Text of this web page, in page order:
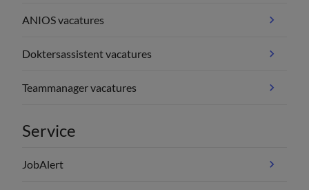
ANIOS vacatures
Doktersassistent vacatures
Teammanager vacatures
Service
JobAlert